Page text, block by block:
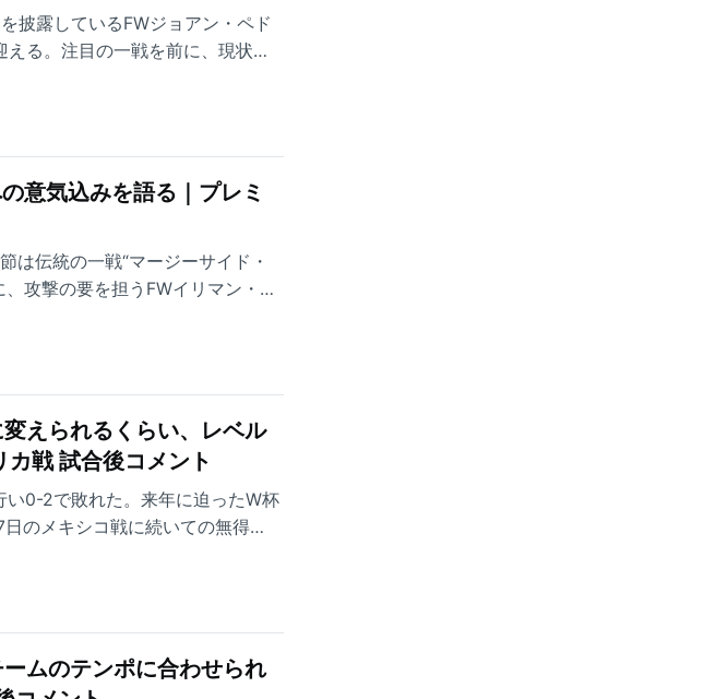
披露しているFWジョアン・ペド
る。注目の一戦を前に、現状の
意気込みを語る｜プレミ
は伝統の一戦“マージーサイド・
攻撃の要を担うFWイリマン・エ
えられるくらい、レベル
戦 試合後コメント
0-2で敗れた。来年に迫ったW杯
のメキシコ戦に続いての無得
って、それぞれが所属するクラ
メントをお届けする。
ムのテンポに合わせられ